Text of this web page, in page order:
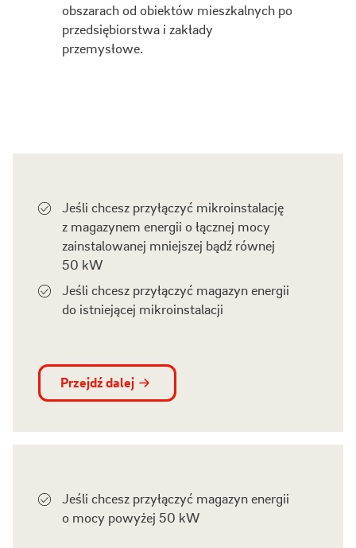
obszarach od obiektów mieszkalnych po
przedsiębiorstwa i zakłady
przemysłowe.
Jeśli chcesz przyłączyć mikroinstalację
z magazynem energii o łącznej mocy
zainstalowanej mniejszej bądź równej
50 kW
Jeśli chcesz przyłączyć magazyn energii
do istniejącej mikroinstalacji
Przejdź dalej
Jeśli chcesz przyłączyć magazyn energii
o mocy powyżej 50 kW